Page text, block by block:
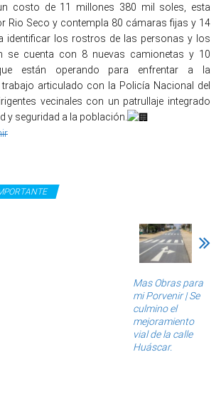
costo de 11 millones 380 mil soles, esta
Rio Seco y contempla 80 cámaras fijas y 14
identificar los rostros de las personas y los
se cuenta con 8 nuevas camionetas y 10
están operando para enfrentar a la
articulado con la Policía Nacional del
vecinales con un patrullaje integrado
y seguridad a la población.
Mas Obras para
mi Porvenir | Se
culmino el
mejoramiento
vial de la calle
Huáscar.